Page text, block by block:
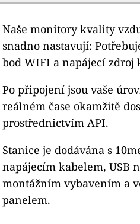
Naše monitory kvality
snadno nastavují:
bod WIFI a napájecí zdroj
Po připojení jsou vaše
reálném čase okamžitě
prostřednictvím API.
Stanice je dodávána s
napájecím kabelem, USB
montážním vybavením a
panelem.